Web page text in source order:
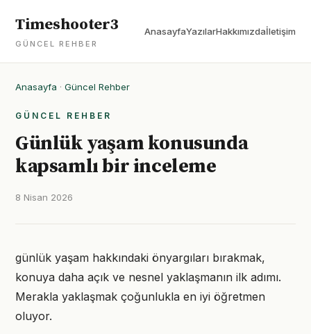
Timeshooter3
GÜNCEL REHBER
AnasayfaYazılarHakkımızdaİletişim
Anasayfa · Güncel Rehber
GÜNCEL REHBER
Günlük yaşam konusunda
kapsamlı bir inceleme
8 Nisan 2026
günlük yaşam hakkındaki önyargıları bırakmak,
konuya daha açık ve nesnel yaklaşmanın ilk adımı.
Merakla yaklaşmak çoğunlukla en iyi öğretmen
oluyor.